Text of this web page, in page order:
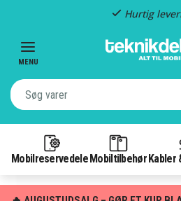
Hurtig
MENU
Mobilreservedele Mobiltilbehør Kabler